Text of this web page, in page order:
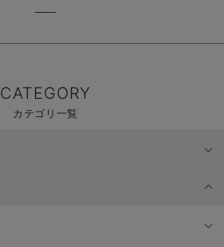
CATEGORY
カテゴリ一覧